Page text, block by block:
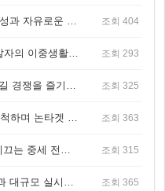
랑그릿사: 검의 바다 – 듀얼 영웅 편성과 자유로운 탐험을 결합한 판타지 전략 RPG 조회 404
블랙우드 – DVD 대여점 주인과 암살자의 이중생활을 그린 3인칭 액션 스릴러 게임 조회 293
렉크리에이션 2 – 차량 충돌과 지름길 경쟁을 즐기는 오픈월드 아케이드 레이싱 게임 조회 325
아키에이지 크로니클 – 원대륙을 개척하며 논타겟 전투를 즐기는 오픈월드 MMORPG 조회 363
다이노로드 – 인간과 공룡 군대를 이끄는 중세 전략 액션 RPG 조회 315
토탈워: 워해머 40,000 – 은하 정복과 대규모 실시간 전투가 결합된 전략 게임! 조회 365